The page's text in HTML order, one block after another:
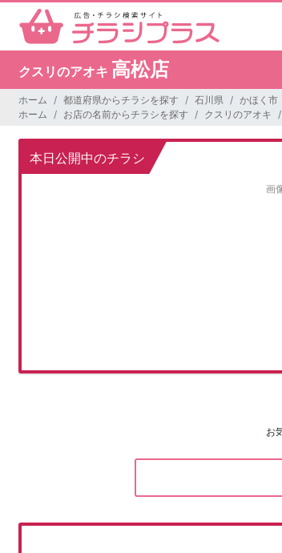
クスリのアオキ 高松店
ホーム 都道府県からチラシを探す 石川県 かほく市
ホーム
お店の名前からチラシを探す クスリのアオキ
本日公開中のチラシ
画
お